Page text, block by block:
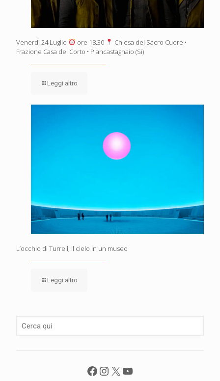
Venerdì 24 Luglio ore 18.30
Chiesa del Sacro Cuore •
Frazione Casa del Corto • Piancastagnaio (Si)
Leggi altro
L’occhio di Turrell, il cielo in un museo
Leggi altro
Facebook
Instagram
X YouTube